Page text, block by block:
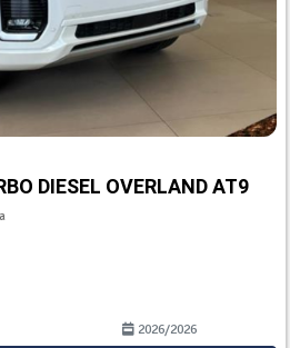
DIESEL OVERLAND AT9
2026/2026